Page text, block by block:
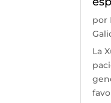
por
La